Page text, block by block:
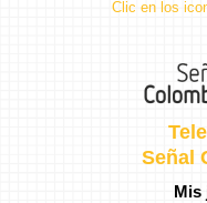
Clic en los
Señal
Mis